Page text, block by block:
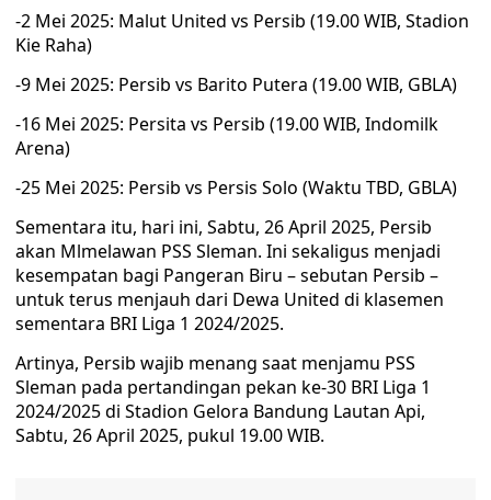
-2 Mei 2025: Malut United vs Persib (19.00 WIB, Stadion
Kie Raha)
-9 Mei 2025: Persib vs Barito Putera (19.00 WIB, GBLA)
-16 Mei 2025: Persita vs Persib (19.00 WIB, Indomilk
Arena)
-25 Mei 2025: Persib vs Persis Solo (Waktu TBD, GBLA)
Sementara itu, hari ini, Sabtu, 26 April 2025, Persib
akan Mlmelawan PSS Sleman. Ini sekaligus menjadi
kesempatan bagi Pangeran Biru – sebutan Persib –
untuk terus menjauh dari Dewa United di klasemen
sementara BRI Liga 1 2024/2025.
Artinya, Persib wajib menang saat menjamu PSS
Sleman pada pertandingan pekan ke-30 BRI Liga 1
2024/2025 di Stadion Gelora Bandung Lautan Api,
Sabtu, 26 April 2025, pukul 19.00 WIB.